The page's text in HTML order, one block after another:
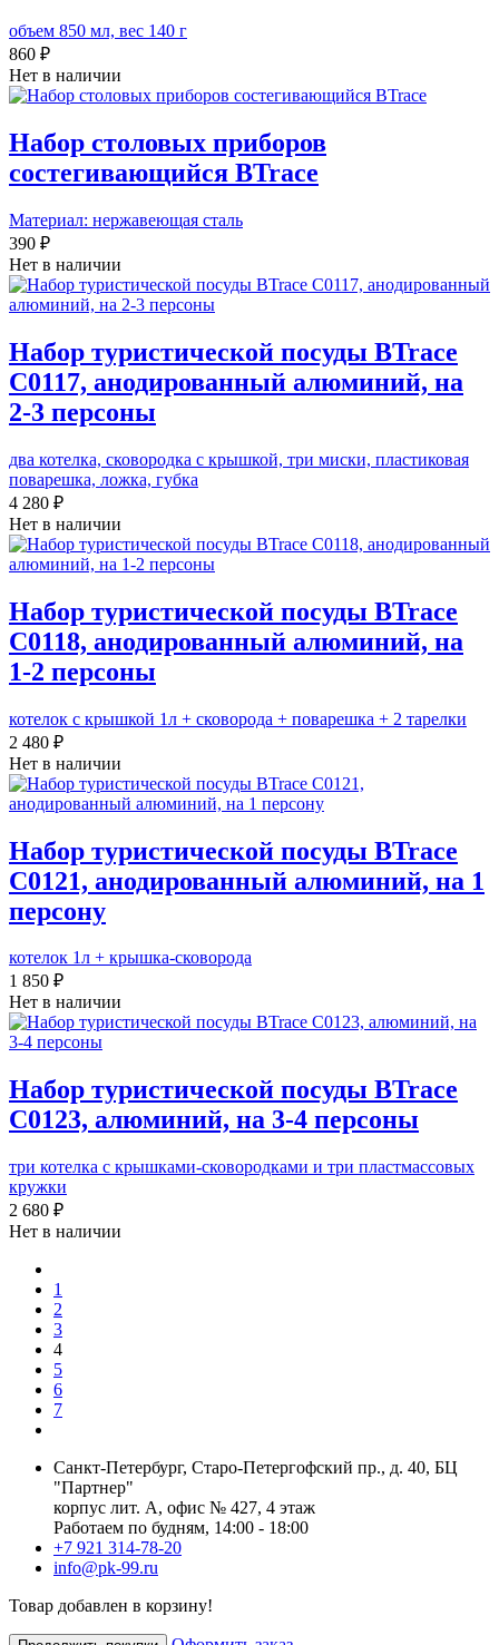
объем 850 мл, вес 140 г
860 ₽
Нет в наличии
Набор столовых приборов
состегивающийся BTrace
Материал: нержавеющая сталь
390 ₽
Нет в наличии
Набор туристической посуды BTrace
C0117, анодированный алюминий, на
2-3 персоны
два котелка, сковородка с крышкой, три миски, пластиковая
поварешка, ложка, губка
4 280 ₽
Нет в наличии
Набор туристической посуды BTrace
C0118, анодированный алюминий, на
1-2 персоны
котелок с крышкой 1л + сковорода + поварешка + 2 тарелки
2 480 ₽
Нет в наличии
Набор туристической посуды BTrace
C0121, анодированный алюминий, на 1
персону
котелок 1л + крышка-сковорода
1 850 ₽
Нет в наличии
Набор туристической посуды BTrace
C0123, алюминий, на 3-4 персоны
три котелка с крышками-сковородками и три пластмассовых
кружки
2 680 ₽
Нет в наличии
1
2
3
4
5
6
7
Санкт-Петербург, Старо-Петергофский пр., д. 40, БЦ
"Партнер"
корпус лит. А, офис № 427, 4 этаж
Работаем по будням, 14:00 - 18:00
+7 921 314-78-20
info@pk-99.ru
Товар добавлен в корзину!